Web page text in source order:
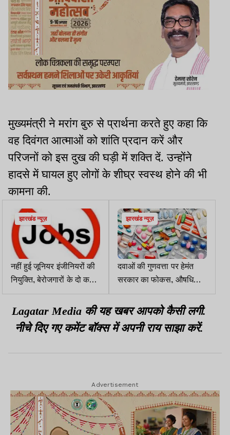
मुख्यमंत्री ने मरांग बुरु से प्रार्थना करते हुए कहा कि
वह दिवंगत आत्माओं को शांति प्रदान करें और
परिजनों को इस दुख की घड़ी में शक्ति दें. उन्होंने
हादसे में घायल हुए लोगों के शीघ्र स्वस्थ होने की भी
कामना की.
झारखंड न्यूज़
नहीं हुई जूनियर इंजीनियरों की
नियुक्ति, बेरोजगारों के दो करोड़
से ज्यादा सरकार के पास जमा
झारखंड न्यूज़
दवाओं की गुणवत्ता पर हेमंत
सरकार का फोकस, औषधि
नियंत्रण व लैब के लिए 62.85
लाख मंजूर
Lagatar Media की यह खबर आपको कैसी लगी.
नीचे दिए गए कमेंट बॉक्स में अपनी राय साझा करें.
Advertisement